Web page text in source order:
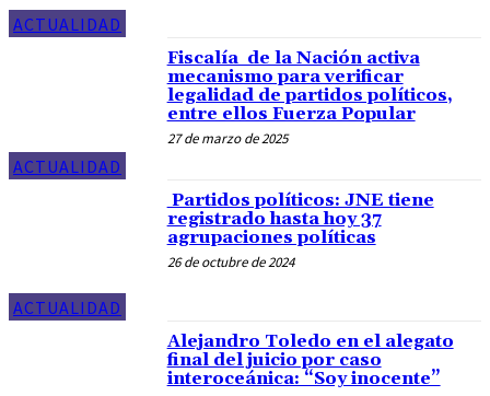
ACTUALIDAD
ACTUALIDAD
Fiscalía de la Nación activa
mecanismo para verificar
legalidad de partidos políticos,
entre ellos Fuerza Popular
27 de marzo de 2025
ACTUALIDAD
Partidos políticos: JNE tiene
registrado hasta hoy 37
agrupaciones políticas
26 de octubre de 2024
Alejandro Toledo en el alegato
final del juicio por caso
interoceánica: “Soy inocente”